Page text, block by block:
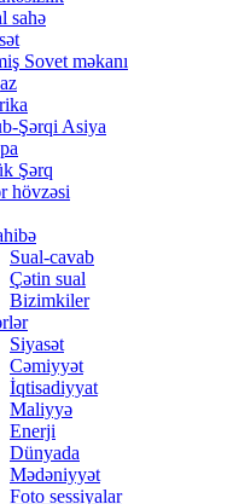
sahə
Sovet məkanı
Şərqi Asiya
Şərq
hövzəsi
Sual-cavab
Çətin sual
Bizimkiler
Siyasət
Cəmiyyət
İqtisadiyyat
Maliyyə
Enerji
Dünyada
Mədəniyyət
Foto sessiyalar